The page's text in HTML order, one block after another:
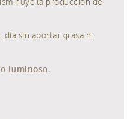
sin aportar grasa ni
luminoso.